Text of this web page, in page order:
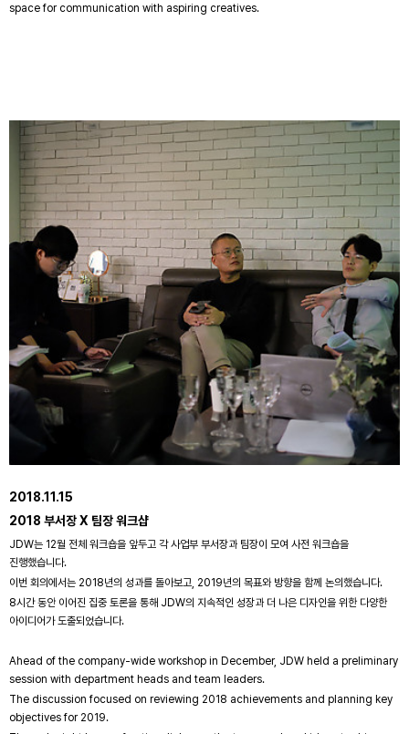
space for communication with aspiring creatives.
2018.11.15
2018 부서장 X 팀장 워크샵
JDW는 12월 전체 워크숍을 앞두고 각 사업부 부서장과 팀장이 모여 사전 워크숍을
진행했습니다.
이번 회의에서는 2018년의 성과를 돌아보고, 2019년의 목표와 방향을 함께 논의했습니다.
8시간 동안 이어진 집중 토론을 통해 JDW의 지속적인 성장과 더 나은 디자인을 위한 다양한
아이디어가 도출되었습니다.
Ahead of the company-wide workshop in December, JDW held a preliminary
session with department heads and team leaders.
The discussion focused on reviewing 2018 achievements and planning key
objectives for 2019.